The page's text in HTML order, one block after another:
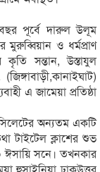
পূর্বে দারুল উলূম
ও ধর্মপ্রাণ
সন্তান, উস্তাযুল
এ জামেয়া প্রতিষ্ঠা
অন্যতম একটি
টাইটেল ক্লাশের শুভ
সনে। তখনকার
হুসাইনিয়া ঢাকউত্তর